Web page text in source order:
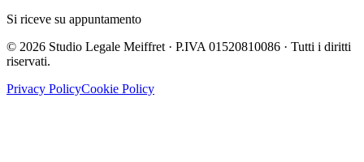
Si riceve su appuntamento
© 2026 Studio Legale Meiffret · P.IVA 01520810086 · Tutti i diritti
riservati.
Privacy PolicyCookie Policy